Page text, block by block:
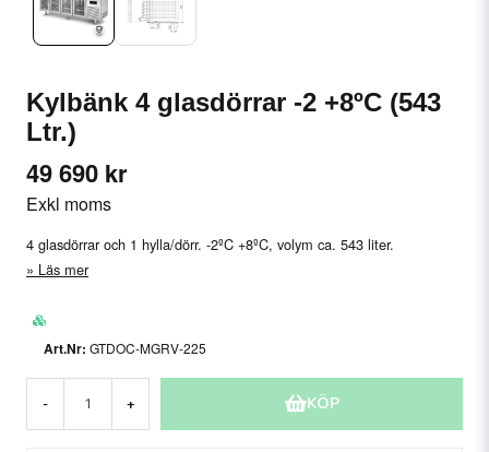
Kylbänk 4 glasdörrar -2 +8ºC (543
Ltr.)
49 690 kr
Exkl moms
4 glasdörrar och 1 hylla/dörr. -2ºC +8ºC, volym ca. 543 liter.
Läs mer
GTDOC-MGRV-225
- + KÖP